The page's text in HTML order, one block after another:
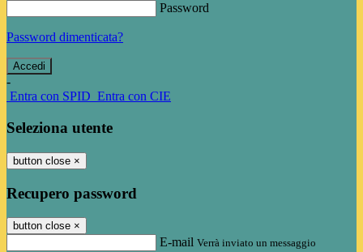
Password
Password dimenticata?
-
Entra con SPID Entra con CIE
Seleziona utente
button close ×
Recupero password
button close ×
E-mail Verrà inviato un messaggio